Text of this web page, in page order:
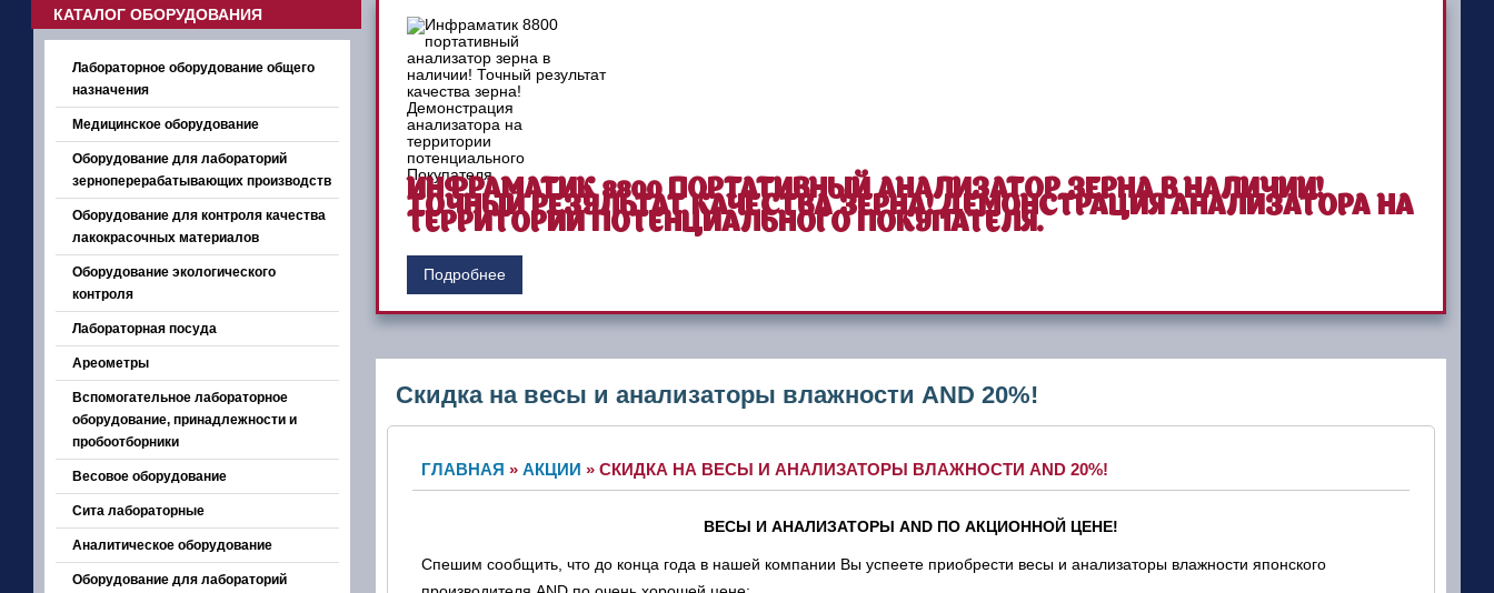
КАТАЛОГ ОБОРУДОВАНИЯ
Лабораторное оборудование общего
назначения
Медицинское оборудование
Оборудование для лабораторий
зерноперерабатывающих производств
Оборудование для контроля качества
лакокрасочных материалов
Оборудование экологического
контроля
Лабораторная посуда
Ареометры
Вспомогательное лабораторное
оборудование, принадлежности и
пробоотборники
Весовое оборудование
Сита лабораторные
Аналитическое оборудование
Оборудование для лабораторий
ИНФРАМАТИК 8800 ПОРТАТИВНЫЙ АНАЛИЗАТОР ЗЕРНА В НАЛИЧИИ!
ТОЧНЫЙ РЕЗУЛЬТАТ КАЧЕСТВА ЗЕРНА! ДЕМОНСТРАЦИЯ АНАЛИЗАТОРА НА
ТЕРРИТОРИИ ПОТЕНЦИАЛЬНОГО ПОКУПАТЕЛЯ.
Подробнее
Скидка на весы и анализаторы влажности AND 20%!
ГЛАВНАЯ »АКЦИИ »СКИДКА НА ВЕСЫ И АНАЛИЗАТОРЫ ВЛАЖНОСТИ AND 20%!
ВЕСЫ И АНАЛИЗАТОРЫAND ПО АКЦИОННОЙ ЦЕНЕ!
Спешим сообщить, что до конца года в нашей компании Вы успеете приобрести весы и анализаторы влажности японского